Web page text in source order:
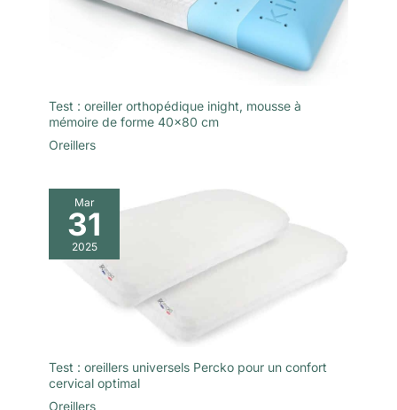
Test : oreiller orthopédique inight, mousse à
mémoire de forme 40×80 cm
Oreillers
Mar
31
2025
Test : oreillers universels Percko pour un confort
cervical optimal
Oreillers